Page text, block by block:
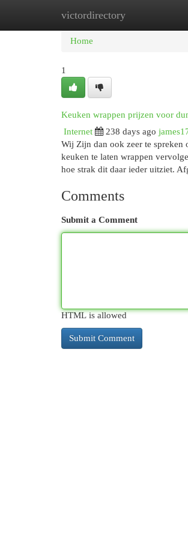
victordirectory
Home New Site Listings
Home
1
Keuken wrappen prijzen voor
Internet
238 days ago
Wij Zijn dan ook zeer te
keuken te laten wrappen
hoe strak dit daar ieder uitziet.
Comments
Submit a Comment
HTML is allowed